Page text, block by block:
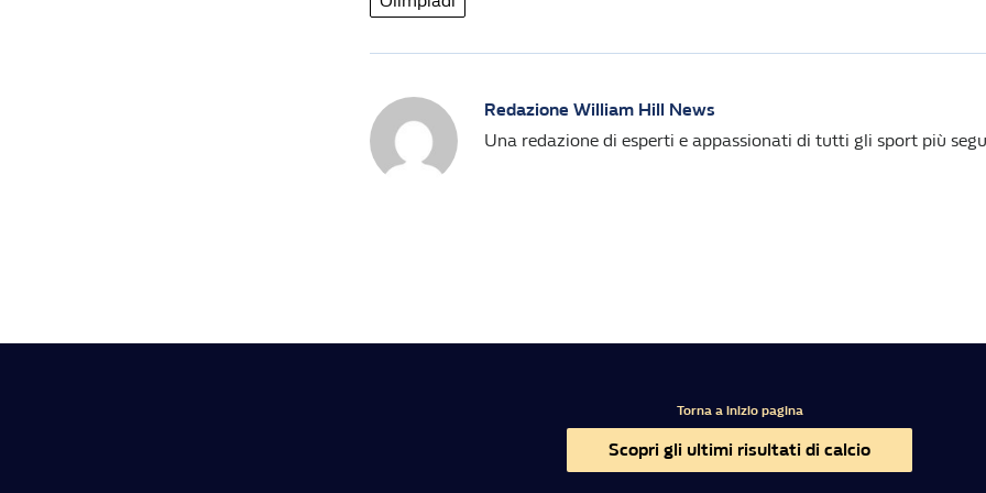
Redazione William Hill News
Una redazione di esperti e appassionati di tutti gli sport più
Torna a inizio pagina
Scopri gli ultimi risultati di calcio